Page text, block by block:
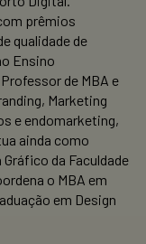
prêmios
qualidade de
Ensino
de MBA e
Marketing
e endomarketing,
ainda como
da Faculdade
o MBA em
em Design